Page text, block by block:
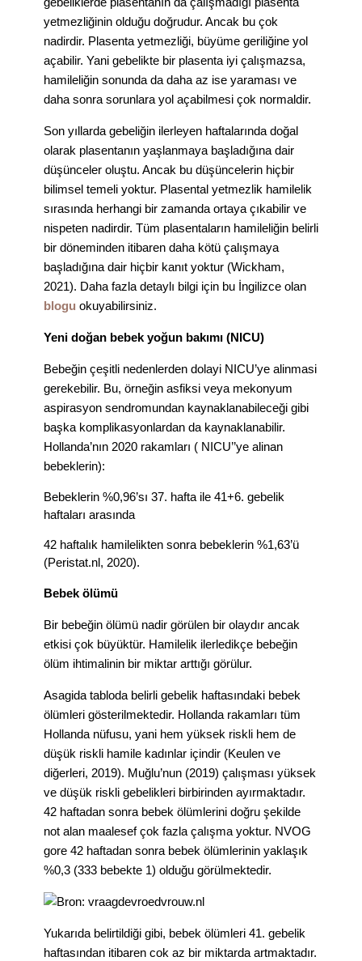
yetmezliğinin olduğu doğrudur. Ancak bu çok
nadirdir. Plasenta yetmezliği, büyüme geriliğine yol
açabilir. Yani gebelikte bir plasenta iyi çalışmazsa,
hamileliğin sonunda da daha az ise yaraması ve
daha sonra sorunlara yol açabilmesi çok normaldir.
Son yıllarda gebeliğin ilerleyen haftalarında doğal
olarak plasentanın yaşlanmaya başladığına dair
düşünceler oluştu. Ancak bu düşüncelerin hiçbir
bilimsel temeli yoktur. Plasental yetmezlik hamilelik
sırasında herhangi bir zamanda ortaya çıkabilir ve
nispeten nadirdir. Tüm plasentaların hamileliğin belirli
bir döneminden itibaren daha kötü çalışmaya
başladığına dair hiçbir kanıt yoktur (Wickham,
2021). Daha fazla detaylı bilgi için bu İngilizce olan
blogu okuyabilirsiniz.
Yeni doğan bebek yoğun bakımı (NICU)
Bebeğin çeşitli nedenlerden dolayi NICU’ye alinmasi
gerekebilir. Bu, örneğin asfiksi veya mekonyum
aspirasyon sendromundan kaynaklanabileceği gibi
başka komplikasyonlardan da kaynaklanabilir.
Hollanda’nın 2020 rakamları ( NICU’’ye alinan
bebeklerin):
Bebeklerin %0,96’sı 37. hafta ile 41+6. gebelik
haftaları arasında
42 haftalık hamilelikten sonra bebeklerin %1,63’ü
(Peristat.nl, 2020).
Bebek ölümü
Bir bebeğin ölümü nadir görülen bir olaydır ancak
etkisi çok büyüktür. Hamilelik ilerledikçe bebeğin
ölüm ihtimalinin bir miktar arttığı görülur.
Asagida tabloda belirli gebelik haftasındaki bebek
ölümleri gösterilmektedir. Hollanda rakamları tüm
Hollanda nüfusu, yani hem yüksek riskli hem de
düşük riskli hamile kadınlar içindir (Keulen ve
diğerleri, 2019). Muğlu’nun (2019) çalışması yüksek
ve düşük riskli gebelikleri birbirinden ayırmaktadır.
42 haftadan sonra bebek ölümlerini doğru şekilde
not alan maalesef çok fazla çalışma yoktur. NVOG
gore 42 haftadan sonra bebek ölümlerinin yaklaşık
%0,3 (333 bebekte 1) olduğu görülmektedir.
Yukarıda belirtildiği gibi, bebek ölümleri 41. gebelik
haftasından itibaren cok az bir miktarda artmaktadır.